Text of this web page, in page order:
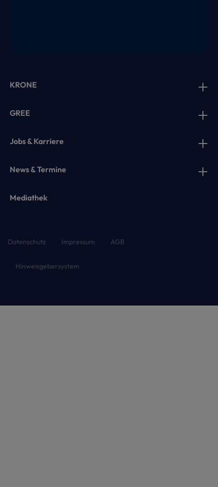
KRONE
GREE
Jobs & Karriere
News & Termine
Mediathek
Datenschutz Impressum AGB
Hinweisgebersystem